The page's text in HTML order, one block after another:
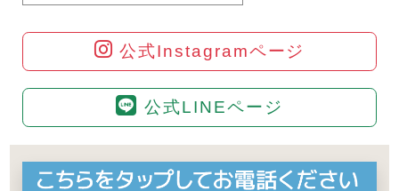
公式Instagramページ
公式LINEページ